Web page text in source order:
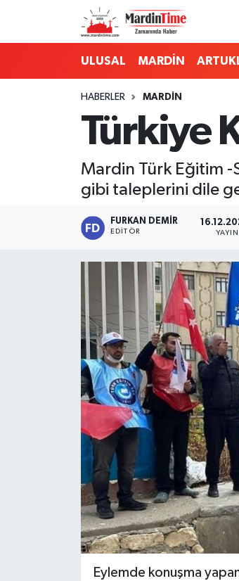
ULUSAL MARDİN
HABERLER MARDİN
Türkiye
Mardin Türk Eğitim
gibi taleplerini dile
FURKAN DEMIR
EDITÖR
Eylemde konuşma
Mardin Nöbetçi Eczaneler
Mardin Namaz Vakitleri
Mardin Trafik Yoğunluk Haritası
Süper Lig Puan Durumu ve Fikstür
Tüm Manşetler
Son Dakika Haberleri
Haber Arşivi